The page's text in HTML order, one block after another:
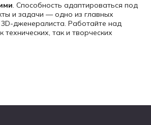
. Способность адаптироваться под
и задачи — одно из главных
дженералиста. Работайте над
технических, так и творческих